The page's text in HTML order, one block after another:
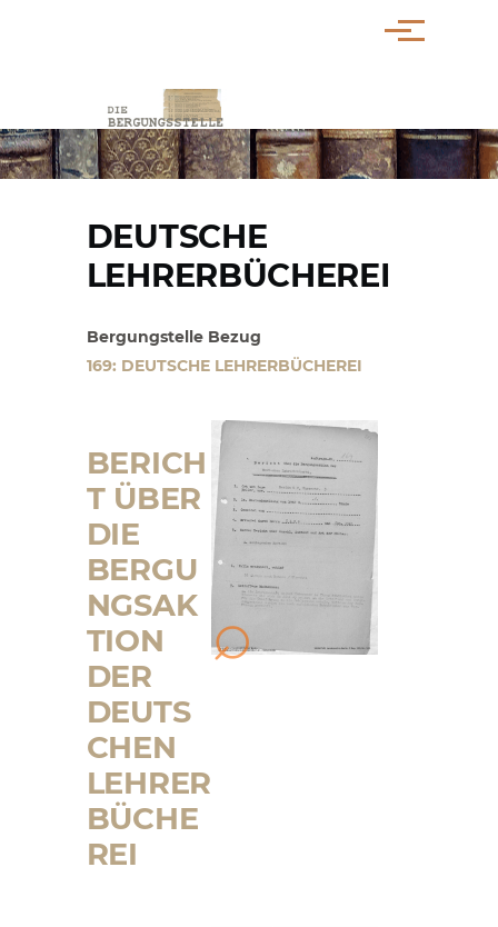
Menü
PFADNAVIGATION
DEUTSCHE
LEHRERBÜCHEREI
Bergungstelle Bezug
169: DEUTSCHE LEHRERBÜCHEREI
BERICH
T ÜBER
DIE
BERGU
NGSAK
TION
DER
DEUTS
CHEN
LEHRER
BÜCHE
REI